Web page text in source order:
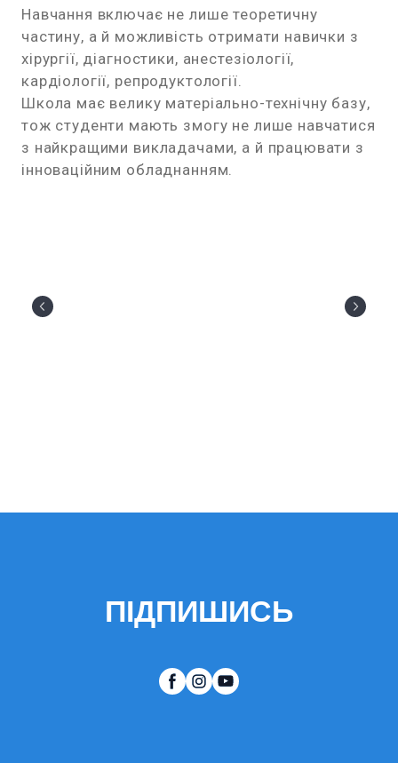
Навчання включає не лише теоретичну
частину, а й можливість отримати навички з
хірургії, діагностики, анестезіології,
кардіології, репродуктології.
Школа має велику матеріально-технічну базу,
тож студенти мають змогу не лише навчатися
з найкращими викладачами, а й працювати з
інноваційним обладнанням.
ПІДПИШИСЬ